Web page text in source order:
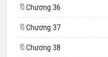
🔖 Chương 36
🔖 Chương 37
🔖 Chương 38